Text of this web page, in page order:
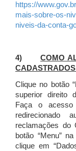
https://
mais-sobre-os-
niveis-da-conta-
4) COMO
Clique no botão
superior direito
Faça o
redirecionado
reclamações do
botão “Menu”
clique em